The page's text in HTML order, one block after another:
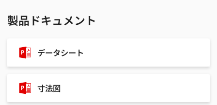
製品ドキュメント
データシート
寸法図